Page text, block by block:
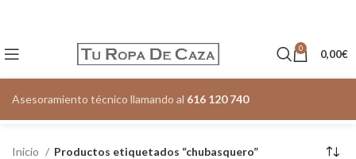
0 0,00€
Asesoramiento técnico llamando al 616 120 740
Inicio Productos etiquetados “chubasquero”